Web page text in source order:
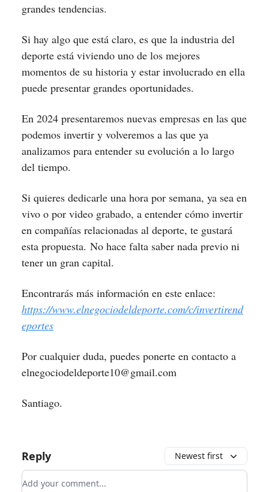
grandes tendencias.
Si hay algo que está claro, es que la industria del
deporte está viviendo uno de los mejores
momentos de su historia y estar involucrado en ella
puede presentar grandes oportunidades.
En 2024 presentaremos nuevas empresas en las que
podemos invertir y volveremos a las que ya
analizamos para entender su evolución a lo largo
del tiempo.
Si quieres dedicarle una hora por semana, ya sea en
vivo o por video grabado, a entender cómo invertir
en compañías relacionadas al deporte, te gustará
esta propuesta. No hace falta saber nada previo ni
tener un gran capital.
Encontrarás más información en este enlace:
https://www.elnegociodeldeporte.com/c/invertirend
eportes
Por cualquier duda, puedes ponerte en contacto a
elnegociodeldeporte10@gmail.com
Santiago.
Reply Newest first
Add your comment